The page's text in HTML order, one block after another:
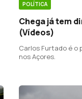
POLÍTICA
Chega já tem
(Vídeos)
Carlos Furtado é o
nos Açores.